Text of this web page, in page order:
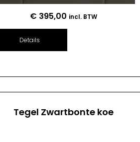
€ 395,00 incl. BTW
Details
Tegel Zwartbonte koe